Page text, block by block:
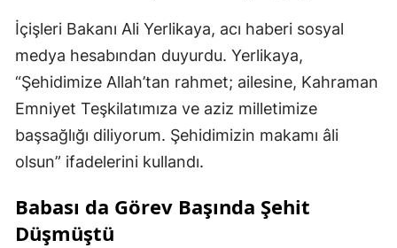
İçişleri Bakanı Ali Yerlikaya, acı haberi sosyal
medya hesabından duyurdu. Yerlikaya,
“Şehidimize Allah’tan rahmet; ailesine, Kahraman
Emniyet Teşkilatımıza ve aziz milletimize
başsağlığı diliyorum. Şehidimizin makamı âli
olsun” ifadelerini kullandı.
Babası da Görev Başında Şehit
Düşmüştü